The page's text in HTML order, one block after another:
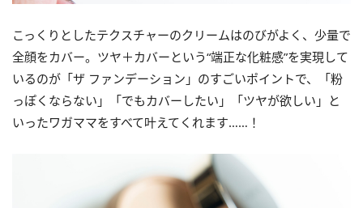
こっくりとしたテクスチャーのクリームはのびがよく、少量で
全顔をカバー。ツヤ＋カバーという“端正な化粧感”を実現して
いるのが「ザ ファンデーション」のすごいポイントで、「粉
っぽくならない」「でもカバーしたい」「ツヤが欲しい」と
いったワガママをすべて叶えてくれます……！